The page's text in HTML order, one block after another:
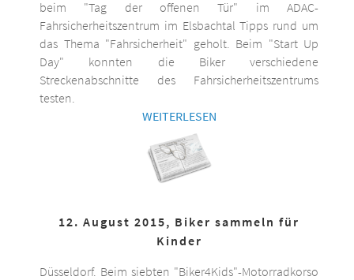
beim "Tag der offenen Tür" im ADAC-
Fahrsicherheitszentrum im Elsbachtal Tipps rund um
das Thema "Fahrsicherheit" geholt. Beim "Start Up
Day" konnten die Biker verschiedene
Streckenabschnitte des Fahrsicherheitszentrums
testen.
WEITERLESEN
12. August 2015, Biker sammeln für
Kinder
Düsseldorf. Beim siebten "Biker4Kids"-Motorradkorso